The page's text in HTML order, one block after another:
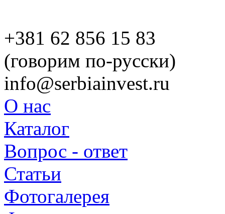
+381 62 856 15 83
(говорим по-русски)
info@serbiainvest.ru
О нас
Каталог
Вопрос - ответ
Статьи
Фотогалерея